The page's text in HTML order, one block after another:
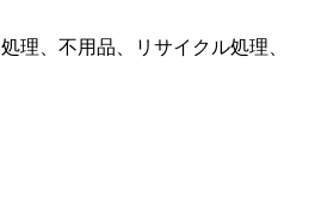
理、不用品、リサイクル処理、